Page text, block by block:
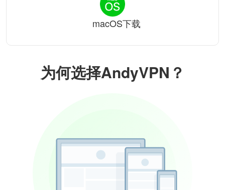
为何选择AndyVPN？
macOS下载